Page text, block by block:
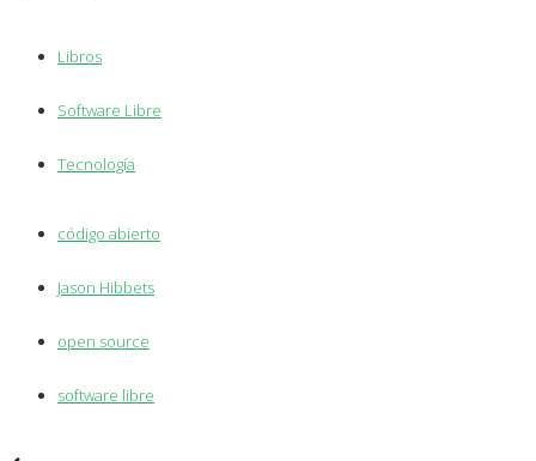
Libros
Software Libre
Tecnología
código abierto
Jason Hibbets
open source
software libre